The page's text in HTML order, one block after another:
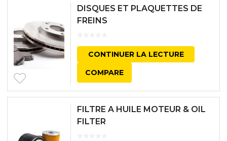
DISQUES ET PLAQUETTES DE
FREINS
CONTINUER LA LECTURE
COMPARE
FILTRE A HUILE MOTEUR & OIL
FILTER